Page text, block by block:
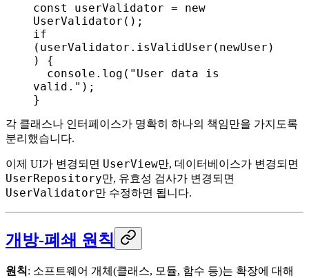
const
userValidator = new
UserValidator ();
if
( userValidator . isValidUser ( newUser )
) {
  console
. log ( "User data is
valid." );
}
각 클래스나 인터페이스가 명확히 하나의 책임만을 가지도록
분리했습니다.
이제 UI가 변경되면 UserView만, 데이터베이스가 변경되면
UserRepository만, 유효성 검사가 변경되면
UserValidator만 수정하면 됩니다.
개방-폐쇄 원칙
원칙: 소프트웨어 개체(클래스, 모듈, 함수 등)는 확장에 대해